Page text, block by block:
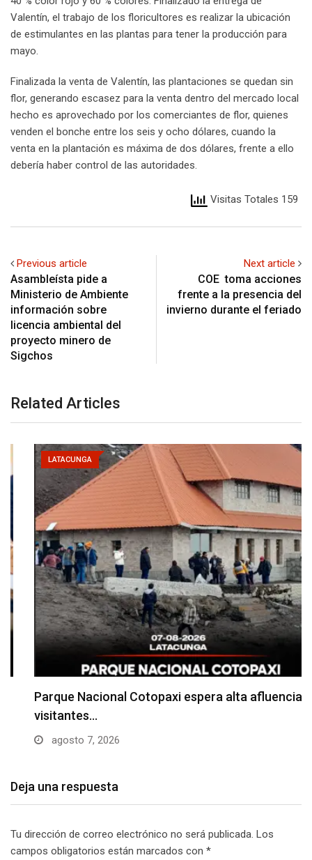
Valentín, el trabajo de los floricultores es realizar la ubicación
de estimulantes en las plantas para tener la producción para
mayo.
Finalizada la venta de Valentín, las plantaciones se quedan sin
flor, generando escasez para la venta dentro del mercado local
hecho es aprovechado por los comerciantes de flor, quienes
venden el bonche entre los seis y ocho dólares, cuando la
venta en la plantación es máxima de dos dólares, frente a ello
debería haber control de las autoridades.
Visitas Totales 159
Previous article
Asambleísta pide a
Ministerio de Ambiente
información sobre
licencia ambiental del
proyecto minero de
Sigchos
Next article
COE toma acciones
frente a la presencia del
invierno durante el feriado
Related Articles
LATACUNGA
Parque Nacional Cotopaxi espera alta afluencia de
visitantes…
agosto 7, 2026
Deja una respuesta
Tu dirección de correo electrónico no será publicada. Los
campos obligatorios están marcados con *